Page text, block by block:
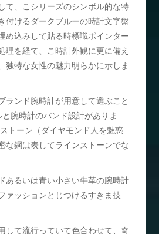
て、こシリーズのシンボル的な特
付けるダークブルーの時計文字盤
め込みして貼る時標識ポインター
理を経て、こ時計外観に更に備え
独特な女性の魅力明らかに示しま
ランド腕時計が用意して選ぶこと
腕時計のバンド設計がありま
トーン（ダイヤモンド人を魅惑
な鋼は表してラインストーンでな
あるいは青い小さい牛革の腕時計
ァッションとじつけるすきま技
して流行っていて色合わせて、奇